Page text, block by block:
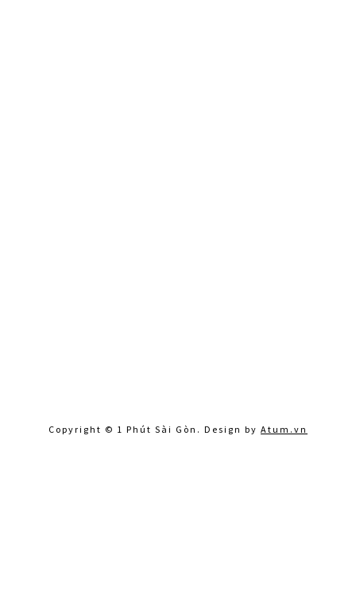
Copyright © 1 Phút Sài Gòn. Design by Atum.vn